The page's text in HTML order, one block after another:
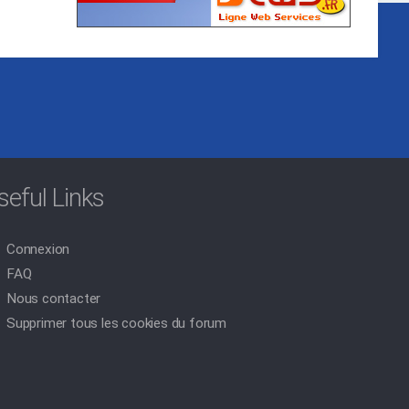
Links
Connexion
FAQ
Nous contacter
Supprimer tous les cookies du forum